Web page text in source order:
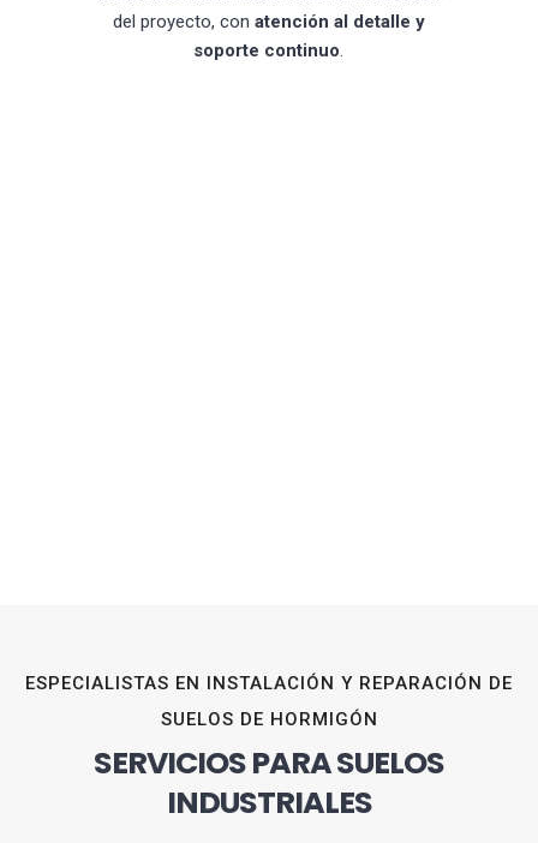
del proyecto, con atención al detalle y
soporte continuo.
ESPECIALISTAS EN INSTALACIÓN Y REPARACIÓN DE
SUELOS DE HORMIGÓN
SERVICIOS PARA SUELOS
INDUSTRIALES